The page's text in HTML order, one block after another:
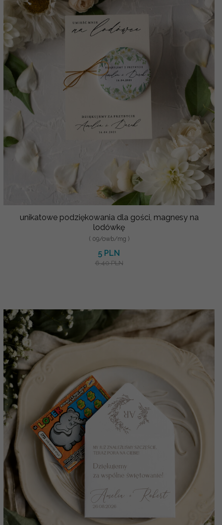
unikatowe podziękowania dla gości, magnesy na
lodówkę
( 09/owb/mg )
5 PLN
6.40 PLN